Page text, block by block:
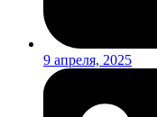
9 апреля, 2025